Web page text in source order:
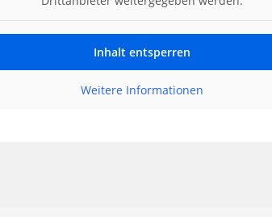
Inhalt entsperren
Weitere Informationen